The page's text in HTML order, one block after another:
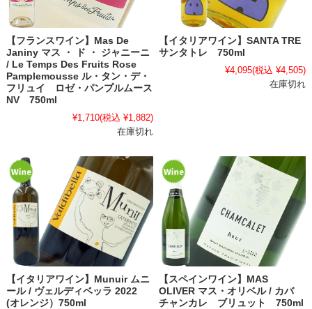
【フランスワイン】Mas De
Janiny マス ・ ド ・ ジャニーニ
/ Le Temps Des Fruits Rose
Pamplemousse ル・タン・デ・
フリュイ ロゼ・パンプルムース
NV 750ml
¥1,710(税込 ¥1,882)
在庫切れ
【イタリアワイン】SANTA TRE
サンタトレ 750ml
¥4,095(税込 ¥4,505)
在庫切れ
【イタリアワイン】Munuir ムニ
ール / ヴェルディベッラ 2022
(オレンジ）750ml
【スペインワイン】MAS
OLIVER マス・オリベル / カバ
チャンカレ ブリュット 750ml